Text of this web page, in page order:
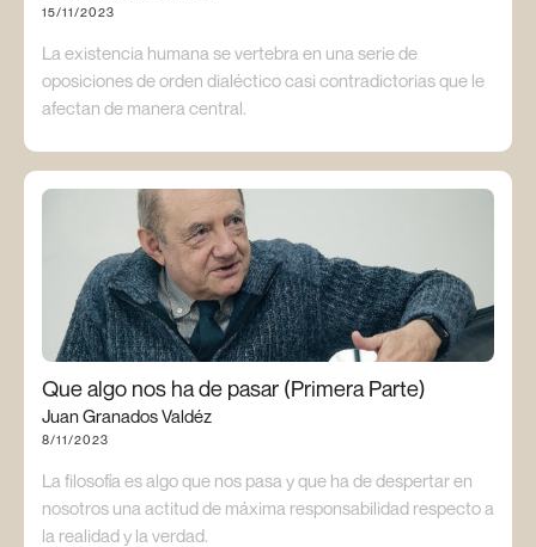
15/11/2023
La existencia humana se vertebra en una serie de
oposiciones de orden dialéctico casi contradictorias que le
afectan de manera central.
Que algo nos ha de pasar (Primera Parte)
Juan Granados Valdéz
8/11/2023
La filosofía es algo que nos pasa y que ha de despertar en
nosotros una actitud de máxima responsabilidad respecto a
la realidad y la verdad.